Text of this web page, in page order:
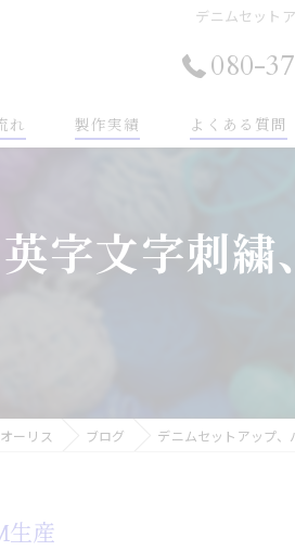
デニムセット
080-
れ 製作実績 よくある質問
字文字刺
ーリス ブログ デニムセットアップ
生産